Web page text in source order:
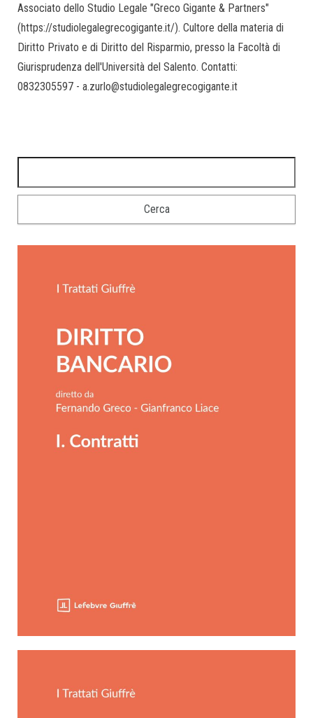
Associato dello Studio Legale "Greco Gigante & Partners"
(https://studiolegalegrecogigante.it/). Cultore della materia di
Diritto Privato e di Diritto del Risparmio, presso la Facoltà di
Giurisprudenza dell'Università del Salento. Contatti:
0832305597 - a.zurlo@studiolegalegrecogigante.it